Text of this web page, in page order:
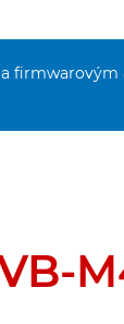
firmwarovým